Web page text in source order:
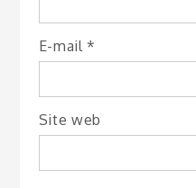
E-mail *
Site web